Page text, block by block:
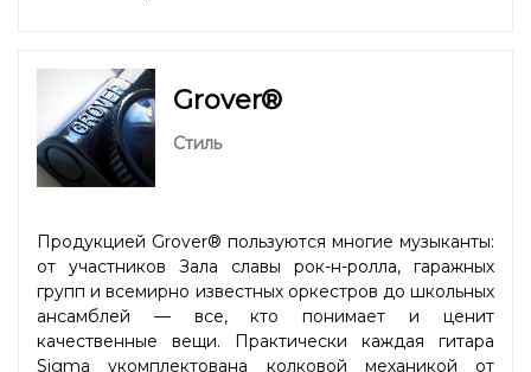
Grover®
Стиль
Продукцией Grover® пользуются многие музыканты:
от участников Зала славы рок-н-ролла, гаражных
групп и всемирно известных оркестров до школьных
ансамблей — все, кто понимает и ценит
качественные вещи. Практически каждая гитара
Sigma укомплектована колковой механикой от